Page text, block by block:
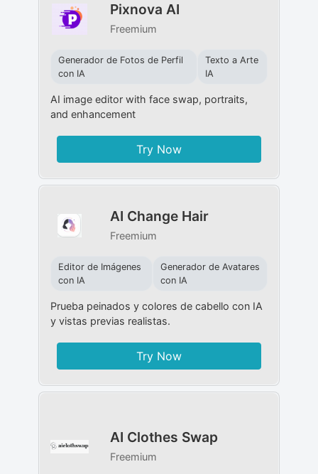
Pixnova AI
Freemium
Generador de Fotos de Perfil
con IA
Texto a Arte
IA
AI image editor with face swap, portraits,
and enhancement
Try Now
AI Change Hair
Freemium
Editor de Imágenes
con IA
Generador de Avatares
con IA
Prueba peinados y colores de cabello con IA
y vistas previas realistas.
Try Now
AI Clothes Swap
Freemium